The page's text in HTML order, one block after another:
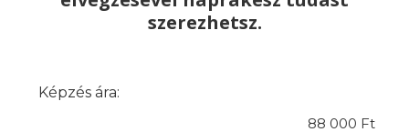
szerezhetsz.
Képzés ára:
88 000 Ft